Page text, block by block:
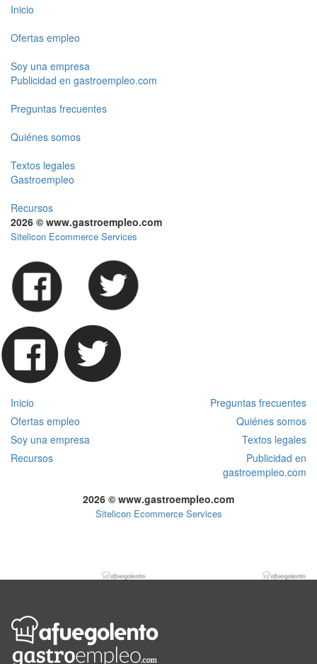
Inicio
Ofertas empleo
Soy una empresa
Publicidad en gastroempleo.com
Preguntas frecuentes
Quiénes somos
Textos legales
Gastroempleo
Recursos
2026 © www.gastroempleo.com
Sitelicon Ecommerce Services
Inicio
Preguntas frecuentes
Ofertas empleo
Quiénes somos
Soy una empresa
Textos legales
Recursos
Publicidad en
gastroempleo.com
2026 © www.gastroempleo.com
Sitelicon Ecommerce Services